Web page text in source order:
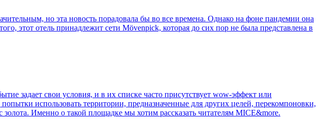
но эта новость порадовала бы во все времена. Однако на фоне пандемии она
этот отель принадлежит сети Mövenpick, которая до сих пор не была представлена в
задает свои условия, и в их списке часто присутствует wow-эффект или
использовать территории, предназначенные для других целей, перекомпоновки,
Именно о такой площадке мы хотим рассказать читателям MICE&more.